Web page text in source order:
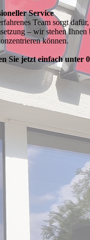
Service
Team sorgt
– wir stehen
können.
Sie jetzt einfach unter